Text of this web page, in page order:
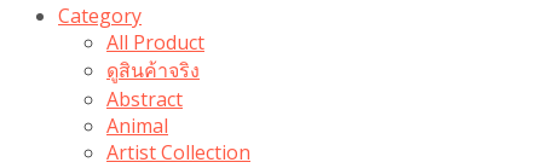
Category
All Product
ดูสินค้าจริง
Abstract
Animal
Artist Collection